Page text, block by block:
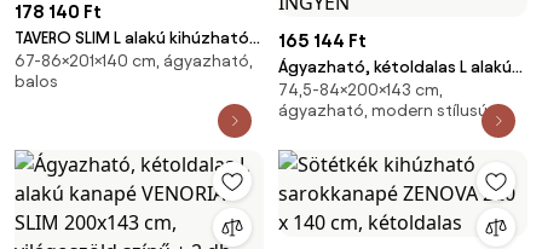
178 140 Ft
TAVERO SLIM L alakú kihúzható
sarokkanapé, 201x140 cm,
sötétzöld, univerzális
67-86×201×140 cm, ágyazható,
balos
165 144 Ft
Ágyazható, kétoldalas L alakú
kanapé VENORIA SLIM 200x143
cm, bézs színű + 2 db
74,5-84×200×143 cm,
ágyazható, modern stílusú